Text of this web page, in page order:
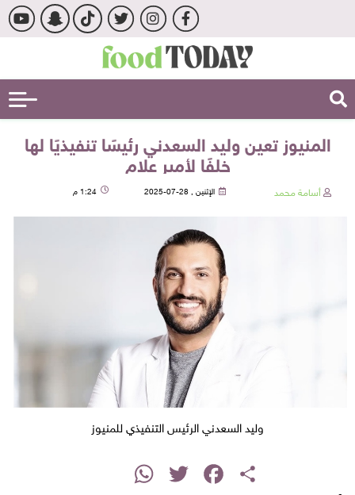
المنيوز تعين وليد السعدني رئيسًا تنفيذيًا لها
خلفًا لأمير علام
أسامة محمد الإثنين , 28-07-2025 1:24 م
وليد السعدني الرئيس التنفيذي للمنيوز
Share
Facebook
Twitter
WhatsApp